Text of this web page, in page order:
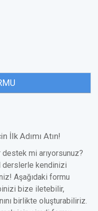
İlk Adımı Atın!
mi arıyorsunuz?
derslerle kendinizi
Aşağıdaki formu
bize iletebilir,
birlikte oluşturabiliriz.